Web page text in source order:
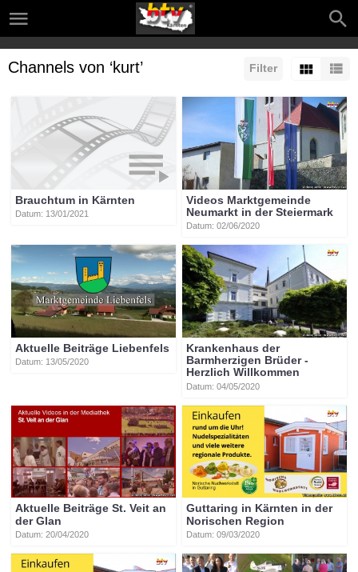
Filter
Channels von ‘kurt’
Brauchtum in Kärnten
Datum: 13/01/2021
Videos Marktgemeinde
Neumarkt in der Steiermark
Datum: 02/06/2020
Aktuelle Beiträge Liebenfels
Datum: 13/05/2020
Krankenhaus der
Barmherzigen Brüder -
Herzlich Willkommen
Datum: 04/05/2020
Aktuelle Beiträge St. Veit an
der Glan
Datum: 20/04/2020
Guttaring in Kärnten in der
Norischen Region
Datum: 09/03/2020